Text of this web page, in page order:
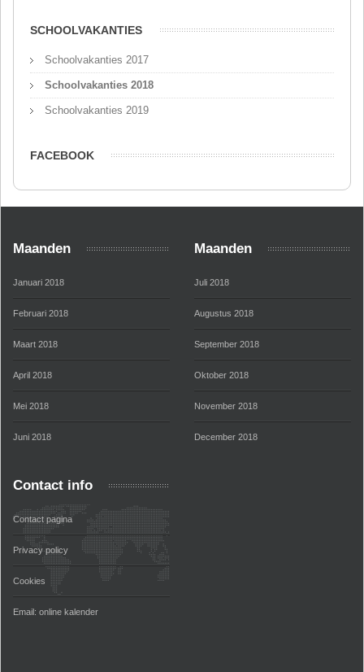
SCHOOLVAKANTIES
Schoolvakanties 2017
Schoolvakanties 2018
Schoolvakanties 2019
FACEBOOK
Maanden
Januari 2018
Februari 2018
Maart 2018
April 2018
Mei 2018
Juni 2018
Maanden
Juli 2018
Augustus 2018
September 2018
Oktober 2018
November 2018
December 2018
Contact info
Contact pagina
Privacy policy
Cookies
Email: online kalender